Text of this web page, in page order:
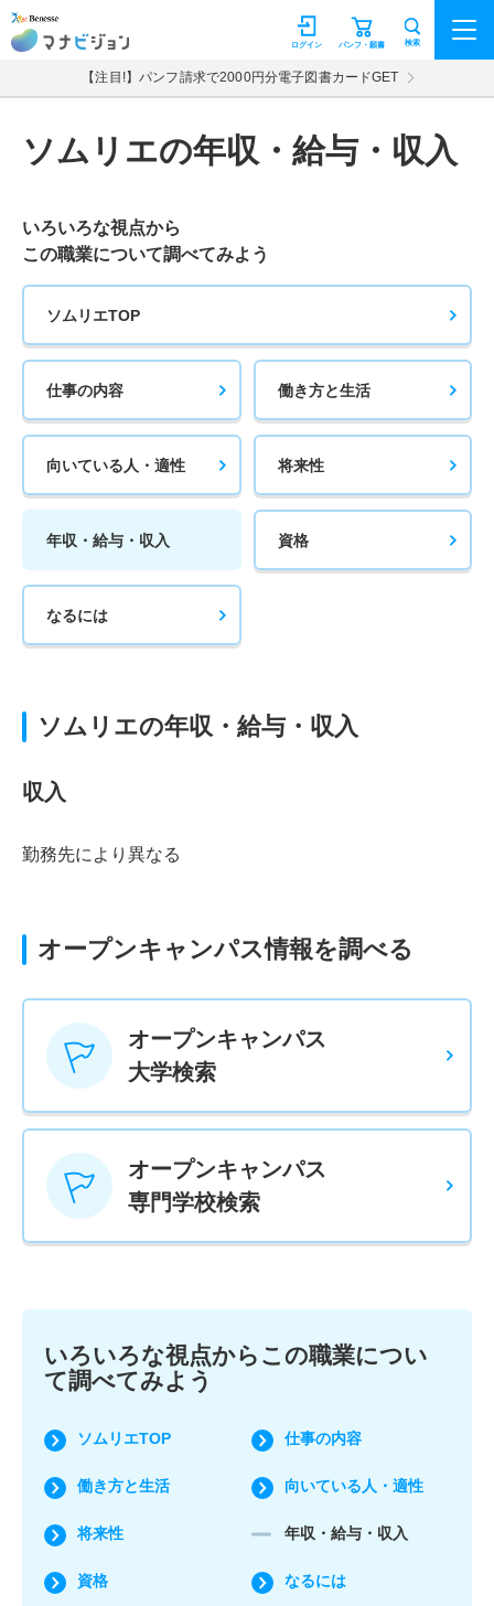
マナビジョン パンフ・願書
ログイン 検索
【注目!】パンフ請求で2000円分電子図書カードGET
ソムリエの年収・給与・収入
いろいろな視点から
この職業について調べてみよう
ソムリエTOP
仕事の内容 働き方と生活
向いている人・適性 将来性
年収・給与・収入 資格
なるには
ソムリエの年収・給与・収入
収入
勤務先により異なる
オープンキャンパス情報を調べる
オープンキャンパス
大学検索
オープンキャンパス
専門学校検索
いろいろな視点からこの職業につい
て調べてみよう
ソムリエTOP 仕事の内容
働き方と生活 向いている人・適性
将来性 年収・給与・収入
資格 なるには